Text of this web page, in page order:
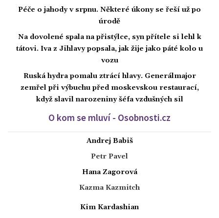
Péče o jahody v srpnu. Některé úkony se řeší už po
úrodě
Na dovolené spala na přistýlce, syn přítele si lehl k
tátovi. Iva z Jihlavy popsala, jak žije jako páté kolo u
vozu
Ruská hydra pomalu ztrácí hlavy. Generálmajor
zemřel při výbuchu před moskevskou restaurací,
když slavil narozeniny šéfa vzdušných sil
O kom se mluví - Osobnosti.cz
Andrej Babiš
Petr Pavel
Hana Zagorová
Kazma Kazmitch
Kim Kardashian